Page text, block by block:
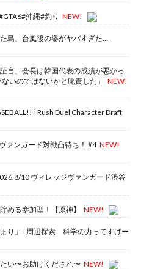
沖縄#釣り NEW!
島、台風後の姿がヤバすぎた…
言、会長は韓国代表の成績が悪かっ
いのではないかと叱責した」
NEW!
| Rush Duel Character Draft
ァンガード対戦凸待ち！ #4 NEW!
10 ヴィレッジヴァンガード渋谷
める参加型！【原神】 NEW!
まり」+周辺探索 科学の力ってすげー
い〜お助けくだされ〜 NEW!